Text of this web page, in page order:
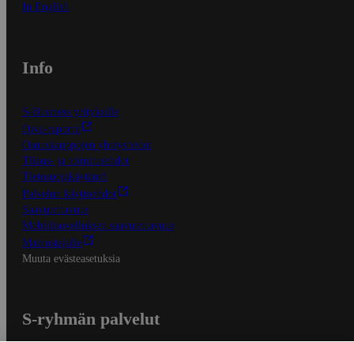
In English
Info
S-Business yrityksille
Oiva-raportit
Osuuskauppojen yhteystiedot
Tilaus- ja toimitusehdot
Tietosuojakäytäntö
Palvelun käyttöehdot
Saavutettavuus
Mobiilisovelluksen saavutettavuus
Mainostajalle
Muuta evästeasetuksia
S-ryhmän palvelut